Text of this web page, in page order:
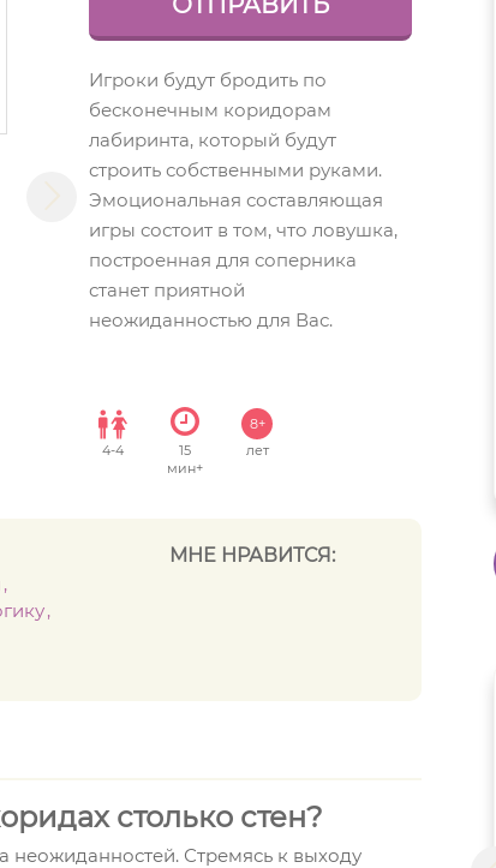
Игроки будут бродить по
бесконечным коридорам
лабиринта, который будут
строить собственными руками.
Эмоциональная составляющая
игры состоит в том, что ловушка,
построенная для соперника
станет приятной
неожиданностью для Вас.
4-4
15
мин+
8+
лет
МНЕ НРАВИТСЯ:
столько стен?
неожиданностей. Стремясь к выходу